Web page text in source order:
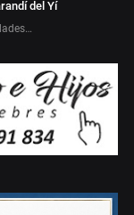
del Yí